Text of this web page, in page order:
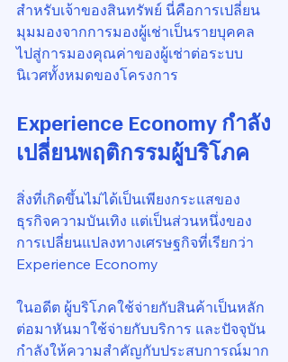
สำหรับเจ้าของสินทรัพย์ นี่คือการเปลี่ยน
มุมมองจากการมองผู้เช่าเป็นรายบุคคล
ไปสู่การมองคุณค่าของผู้เช่าต่อระบบ
นิเวศทั้งหมดของโครงการ
Experience Economy กำลัง
เปลี่ยนพฤติกรรมผู้บริโภค
สิ่งที่เกิดขึ้นไม่ได้เป็นเพียงกระแสของ
ธุรกิจความบันเทิง แต่เป็นส่วนหนึ่งของ
การเปลี่ยนแปลงทางเศรษฐกิจที่เรียกว่า
Experience Economy
ในอดีต ผู้บริโภคใช้จ่ายกับสินค้าเป็นหลัก
ต่อมาหันมาใช้จ่ายกับบริการ และปัจจุบัน
กำลังให้ความสำคัญกับประสบการณ์มาก